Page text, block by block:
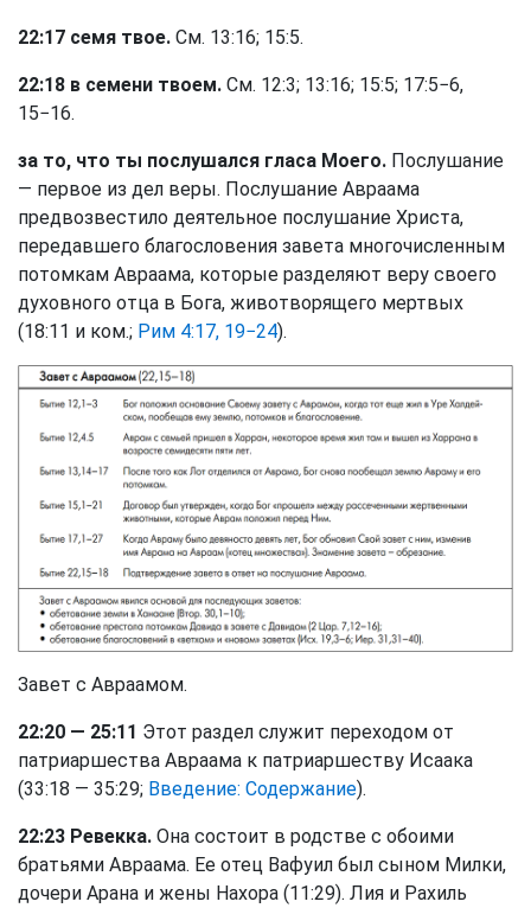
22:17 семя твое. См. 13:16; 15:5.
22:18 в семени твоем. См. 12:3; 13:16; 15:5; 17:5−6,
15−16.
за то, что ты послушался гласа Моего. Послушание
— первое из дел веры. Послушание Авраама
предвозвестило деятельное послушание Христа,
передавшего благословения завета многочисленным
потомкам Авраама, которые разделяют веру своего
духовного отца в Бога, животворящего мертвых
(18:11 и ком.; Рим 4:17, 19−24).
Завет с Авраамом.
22:20 — 25:11 Этот раздел служит переходом от
патриаршества Авраама к патриаршеству Исаака
(33:18 — 35:29; Введение: Содержание).
22:23 Ревекка. Она состоит в родстве с обоими
братьями Авраама. Ее отец Вафуил был сыном Милки,
дочери Арана и жены Нахора (11:29). Лия и Рахиль